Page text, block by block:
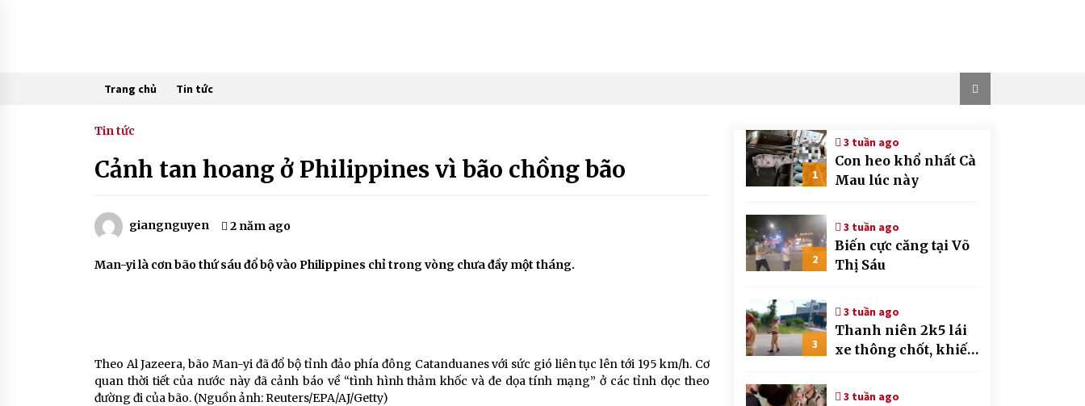
Trang chủ Tin tức
Tin tức
Cảnh tan hoang ở Philippines vì bão chồng bão
giangnguyen 2 năm ago
Man-yi là cơn bão thứ sáu đổ bộ vào Philippines chỉ trong vòng chưa đầy một tháng.
Theo Al Jazeera, bão Man-yi đã đổ bộ tỉnh đảo phía đông Catanduanes với sức gió liên tục lên tới 195 km/h. Cơ
quan thời tiết của nước này đã cảnh báo về “tình hình thảm khốc và đe dọa tính mạng” ở các tỉnh dọc theo
đường đi của bão. (Nguồn ảnh: Reuters/EPA/AJ/Getty)
1
3 tuần ago
Con heo khổ nhất Cà
Mau lúc này
2
3 tuần ago
Biến cực căng tại Võ
Thị Sáu
3
3 tuần ago
Thanh niên 2k5 lái
xe thông chốt, khiến
mấy giây
3 tuần ago